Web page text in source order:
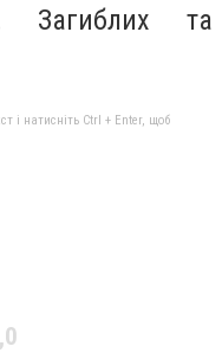
Загиблих та
і натисніть Ctrl + Enter, щоб